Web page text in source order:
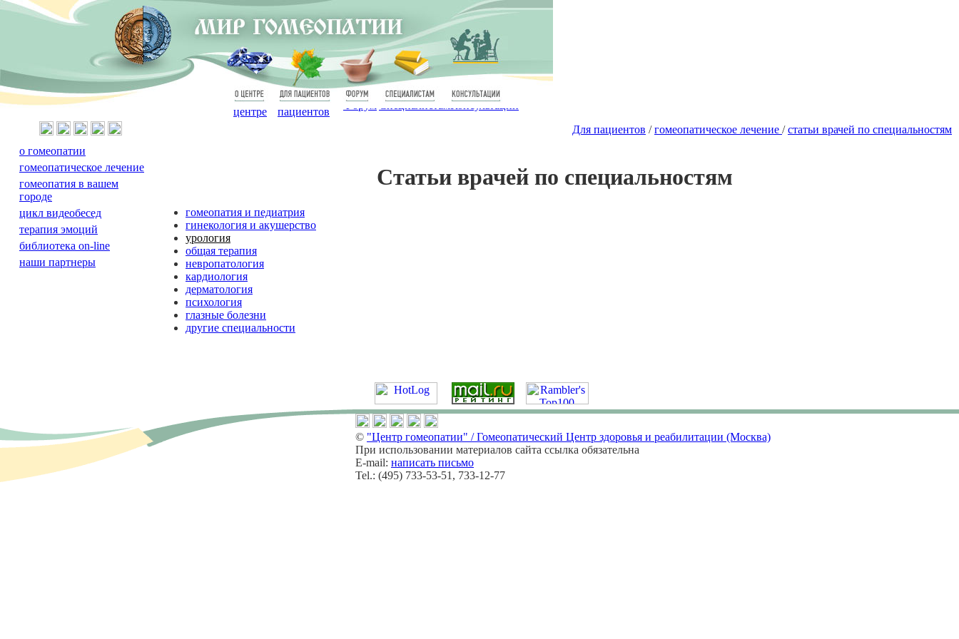
О
центре
Для
пациентов
Форум Специалистам
Консультации
Для пациентов /гомеопатическое лечение /статьи врачей по специальностям
Статьи врачей по специальностям
гомеопатия и педиатрия
гинекология и акушерство
урология
общая терапия
невропатология
кардиология
дерматология
психология
глазные болезни
другие специальности
© "Центр гомеопатии" / Гомеопатический Центр здоровья и реабилитации (Москва)
При использовании материалов сайта ссылка обязательна
E-mail: написать письмо
Tel.: (495) 733-53-51, 733-12-77
о гомеопатии
гомеопатическое лечение
гомеопатия в вашем
городе
цикл видеобесед
терапия эмоций
библиотека on-line
наши партнеры